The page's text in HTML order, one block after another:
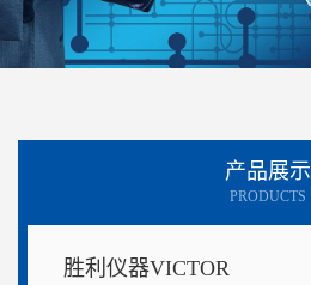
产品展示
PRODUCTS
胜利仪器VICTOR